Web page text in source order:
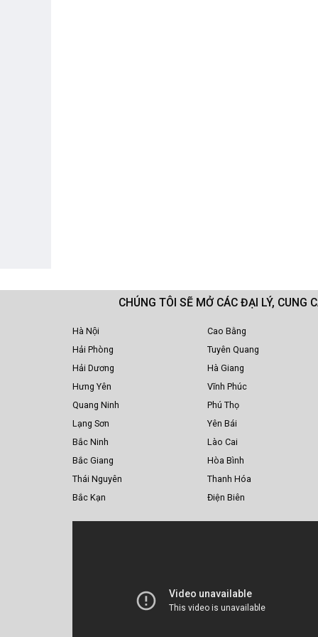
CHÚNG TÔI SẼ MỞ CÁC ĐẠI LÝ, CUNG
Hà Nội
Hải Phòng
Hải Dương
Hưng Yên
Quang Ninh
Lạng Sơn
Bắc Ninh
Bắc Giang
Thái Nguyên
Bắc Kạn
Cao Bằng
Tuyên Quang
Hà Giang
Vĩnh Phúc
Phú Thọ
Yên Bái
Lào Cai
Hòa Bình
Thanh Hóa
Điện Biên